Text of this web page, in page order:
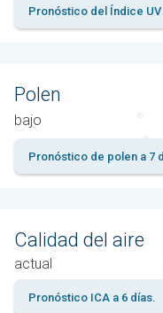
Pronóstico del Índice UV
Polen
bajo
Pronóstico de polen a 7
Calidad del aire
actual
Pronóstico ICA a 6 días.